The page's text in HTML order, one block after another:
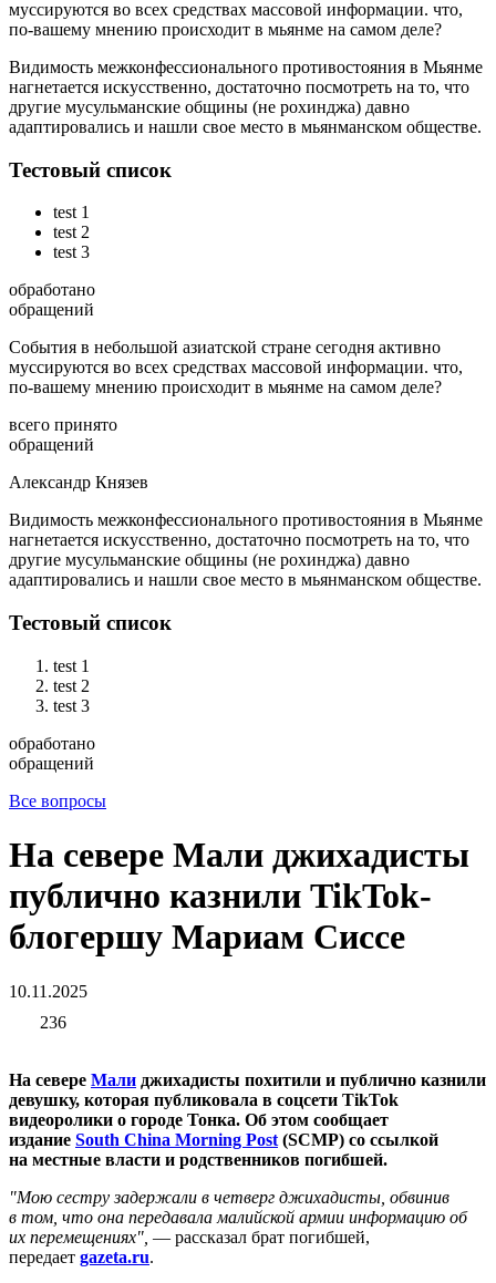
муссируются во всех средствах массовой информации. что,
по-вашему мнению происходит в мьянме на самом деле?
Видимость межконфессионального противостояния в Мьянме
нагнетается искусственно, достаточно посмотреть на то, что
другие мусульманские общины (не рохинджа) давно
адаптировались и нашли свое место в мьянманском обществе.
Тестовый список
test 1
test 2
test 3
обработано
обращений
События в небольшой азиатской стране сегодня активно
муссируются во всех средствах массовой информации. что,
по-вашему мнению происходит в мьянме на самом деле?
всего принято
обращений
Александр Князев
Видимость межконфессионального противостояния в Мьянме
нагнетается искусственно, достаточно посмотреть на то, что
другие мусульманские общины (не рохинджа) давно
адаптировались и нашли свое место в мьянманском обществе.
Тестовый список
test 1
test 2
test 3
обработано
обращений
Все вопросы
На севере Мали джихадисты
публично казнили TikTok-
блогершу Мариам Сиссе
10.11.2025
236
На севере Мали джихадисты похитили и публично казнили
девушку, которая публиковала в соцсети TikTok
видеоролики о городе Тонка. Об этом сообщает
издание South China Morning Post (SCMP) со ссылкой
на местные власти и родственников погибшей.
"Мою сестру задержали в четверг джихадисты, обвинив
в том, что она передавала малийской армии информацию об
их перемещениях", — рассказал брат погибшей,
передает gazeta.ru.